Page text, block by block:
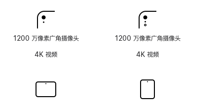
玻
面
1200 万像素广角摄像头
4K 视频
玻
面
1200 万像素广角摄像头
4K 视频